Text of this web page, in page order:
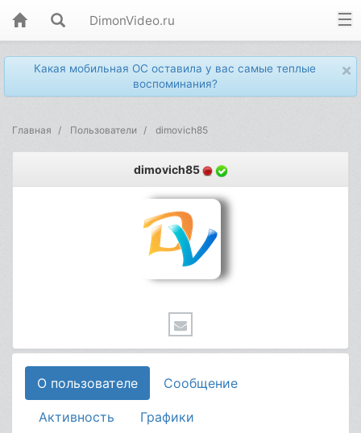
DimonVideo.ru
×
Какая мобильная ОС оставила у вас самые теплые
воспоминания?
Главная Пользователи dimovich85
dimovich85
О пользователе Сообщение
Активность Графики